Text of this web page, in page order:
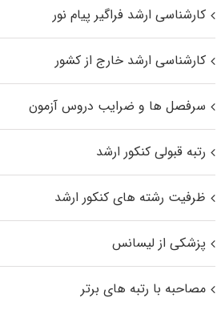
کارشناسی ارشد فراگیر پیام نور
کارشناسی ارشد خارج از کشور
سرفصل ها و ضرایب دروس آزمون
رتبه قبولی کنکور ارشد
ظرفیت رشته های کنکور ارشد
پزشکی از لیسانس
مصاحبه با رتبه های برتر